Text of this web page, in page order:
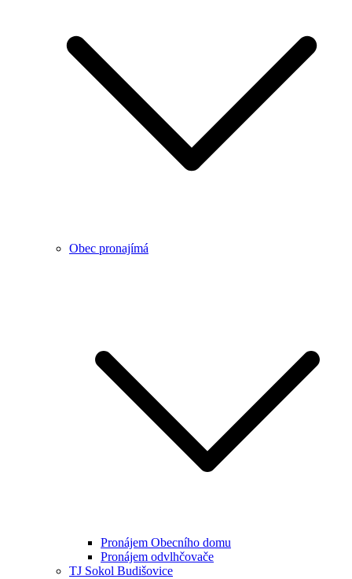
Obec pronajímá
Pronájem Obecního domu
Pronájem odvlhčovače
TJ Sokol Budišovice